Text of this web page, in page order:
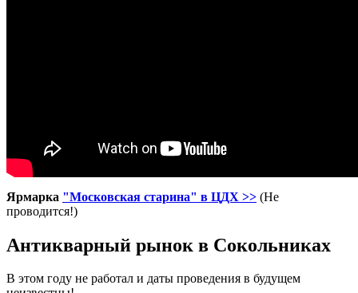
Ярмарка "Московская старина" в ЦДХ >> (Не
проводится!)
Антикварный рынок в Сокольниках
В этом году не работал и даты проведения в будущем